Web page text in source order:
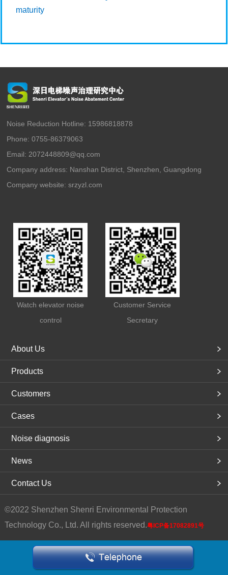
maturity
Noise Reduction Hotline: 15986818878
Phone: 0755-86379063
Email: 2072448809@qq.com
Company address: Nanshan District, Shenzhen, Guangdong
Company website:srzyzl.com
Watch elevator noise
control
Customer Service
Secretary
About Us
Products
Customers
Cases
Noise diagnosis
News
Contact Us
©2022 Shenzhen Shenri Environmental Protection
Technology Co., Ltd. All rights reserved.粤ICP备17082891号